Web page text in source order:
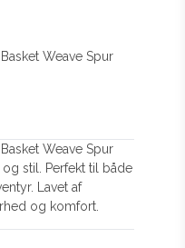
Weave Spur
Weave Spur
stil. Perfekt til både
Lavet af
og komfort.